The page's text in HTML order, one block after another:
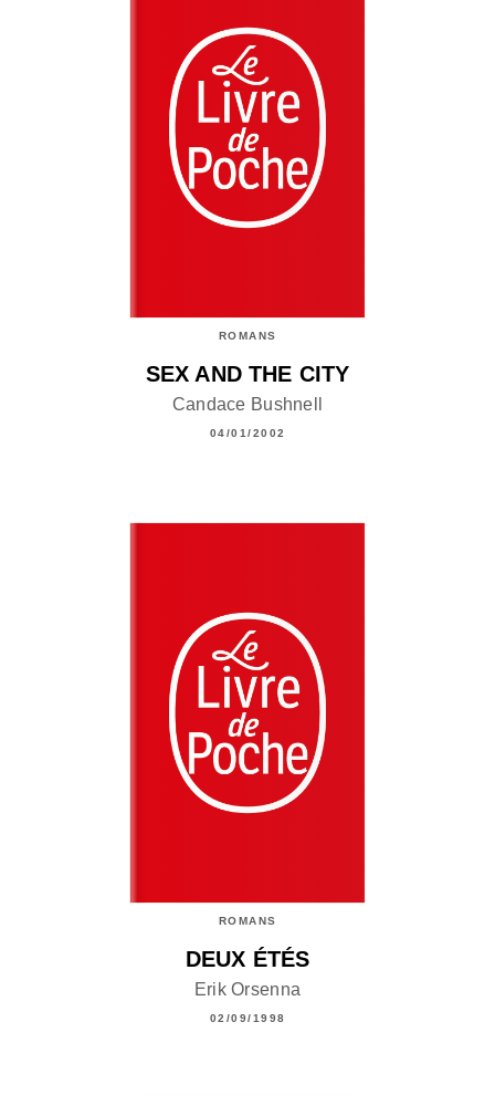
ROMANS
SEX AND THE CITY
Candace Bushnell
04/01/2002
ROMANS
DEUX ÉTÉS
Erik Orsenna
02/09/1998